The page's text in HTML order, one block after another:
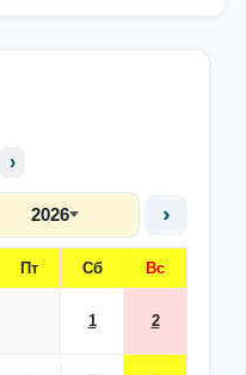
›
2026 ›
Пт Сб Вс
1 2